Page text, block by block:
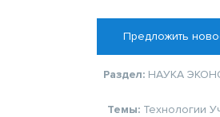
Предложить
Раздел: НАУКА
Темы: Технологии